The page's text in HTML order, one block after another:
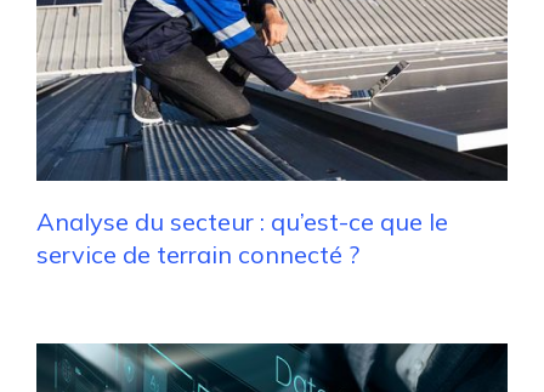
Analyse du secteur : qu’est-ce que le
service de terrain connecté ?